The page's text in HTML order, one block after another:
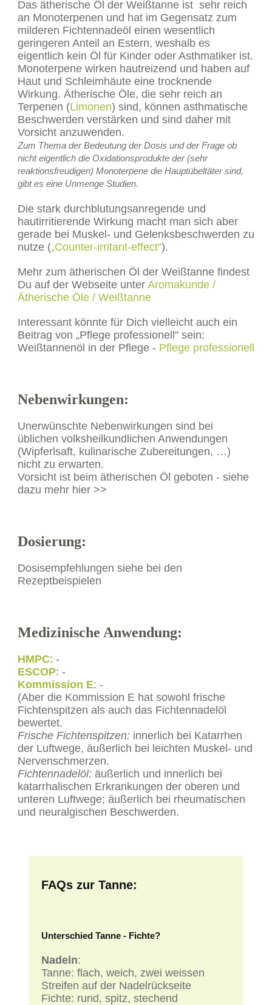
Das ätherische Öl der Weißtanne ist sehr reich
an Monoterpenen und hat im Gegensatz zum
milderen Fichtennadeöl einen wesentlich
geringeren Anteil an Estern, weshalb es
eigentlich kein Öl für Kinder oder Asthmatiker ist.
Monoterpene wirken hautreizend und haben auf
Haut und Schleimhäute eine trocknende
Wirkung. Ätherische Öle, die sehr reich an
Terpenen (Limonen) sind, können asthmatische
Beschwerden verstärken und sind daher mit
Vorsicht anzuwenden.
Zum Thema der Bedeutung der Dosis und der Frage ob
nicht eigentlich die Oxidationsprodukte der (sehr
reaktionsfreudigen) Monoterpene die Hauptübeltäter sind,
gibt es eine Unmenge Studien.
Die stark durchblutungsanregende und
hautirritierende Wirkung macht man sich aber
gerade bei Muskel- und Gelenksbeschwerden zu
nutze („Counter-irritant-effect“).
Mehr zum ätherischen Öl der Weißtanne findest
Du auf der Webseite unter Aromakunde /
Ätherische Öle / Weißtanne
Interessant könnte für Dich vielleicht auch ein
Beitrag von „Pflege professionell" sein:
Weißtannenöl in der Pflege - Pflege professionell
Nebenwirkungen:
Unerwünschte Nebenwirkungen sind bei
üblichen volksheilkundlichen Anwendungen
(Wipferlsaft, kulinarische Zubereitungen, …)
nicht zu erwarten.
Vorsicht ist beim ätherischen Öl geboten - siehe
dazu mehr hier >>
Dosierung:
Dosisempfehlungen siehe bei den
Rezeptbeispielen
Medizinische Anwendung:
HMPC: -
ESCOP: -
Kommission E: -
(Aber die Kommission E hat sowohl frische
Fichtenspitzen als auch das Fichtennadelöl
bewertet.
Frische Fichtenspitzen: innerlich bei Katarrhen
der Luftwege, äußerlich bei leichten Muskel- und
Nervenschmerzen.
Fichtennadelöl: äußerlich und innerlich bei
katarrhalischen Erkrankungen der oberen und
unteren Luftwege; äußerlich bei rheumatischen
und neuralgischen Beschwerden.
FAQs zur Tanne:
Unterschied Tanne - Fichte?
Nadeln:
Tanne: flach, weich, zwei weissen
Streifen auf der Nadelrückseite
Fichte: rund, spitz, stechend